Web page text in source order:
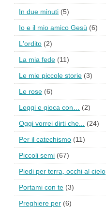
In due minuti (5)
Io e il mio amico Gesù (6)
L'ordito (2)
La mia fede (11)
Le mie piccole storie (3)
Le rose (6)
Leggi e gioca con… (2)
Oggi vorrei dirti che... (24)
Per il catechismo (11)
Piccoli semi (67)
Piedi per terra, occhi al cielo
Portami con te (3)
Preghiere per (6)